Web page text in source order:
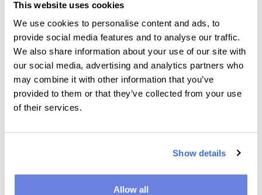
This website uses cookies
We use cookies to personalise content and ads, to
provide social media features and to analyse our traffic.
We also share information about your use of our site with
our social media, advertising and analytics partners who
may combine it with other information that you’ve
provided to them or that they’ve collected from your use
of their services.
Show details
Allow all
03
Einfügen und Loslegen
Übernehmen Sie den bereitgestellten
Einbettungscode für die ausgewählten Rätsel und
den HTML-Code Ihrer Website einfügen können.